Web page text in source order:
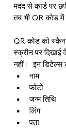
मदद से कार्ड पर
तब भी QR कोड में
QR कोड को स्कैन
स्क्रीन पर दिखाई
नहीं।  इन
नाम
फोटो
जन्म तिथि
लिंग
पता